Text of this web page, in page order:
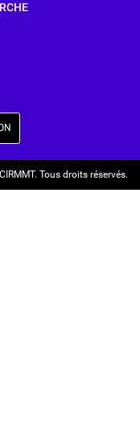
Tous droits réservés.